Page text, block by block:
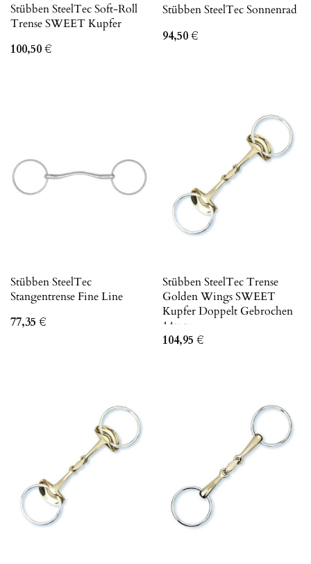
Stübben SteelTec Soft-Roll
Trense SWEET Kupfer
100,50€
Stübben SteelTec Sonnenrad
94,50€
Stübben SteelTec
Stangentrense Fine Line
77,35 €
Stübben SteelTec Trense
Golden Wings SWEET
Kupfer Doppelt Gebrochen
14mm
104,95 €